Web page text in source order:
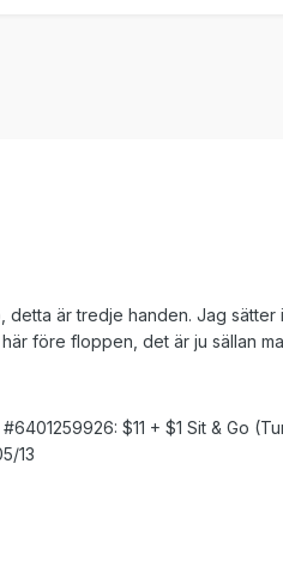
detta är tredje handen. Jag
före floppen, det är ju sällan
$11 + $1 Sit & Go
13